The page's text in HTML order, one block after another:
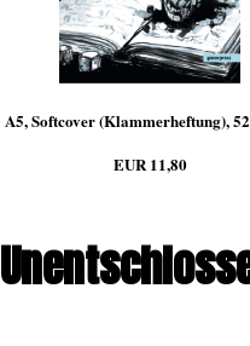
A5, Softcover (Klammerheftung),
EUR 11,80